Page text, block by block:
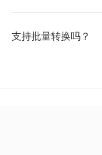
支持批量转换吗？